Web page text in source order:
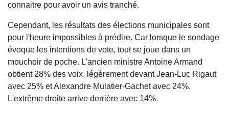
connaitre pour avoir un avis tranché.
Cependant, les résultats des élections municipales sont
pour l'heure impossibles à prédire. Car lorsque le sondage
évoque les intentions de vote, tout se joue dans un
mouchoir de poche. L'ancien ministre Antoine Armand
obtient 28% des voix, légèrement devant Jean-Luc Rigaut
avec 25% et Alexandre Mulatier-Gachet avec 24%.
L'extrême droite arrive derrière avec 14%.